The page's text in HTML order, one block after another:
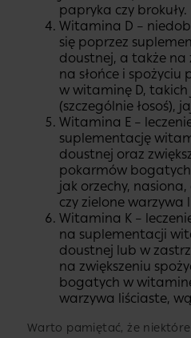
papryka czy brokuły.
Witamina D –
się poprzez
doustnej, a także na
na słońce i
w witaminę D, takich
(szczególnie łosoś),
Witamina E –
suplementację
doustnej oraz
pokarmów
jak orzechy, nasiona,
czy zielone warzywa
Witamina K –
na suplementacji
doustnej lub w
na zwiększeniu
bogatych w
warzywa liściaste,
Warto pamiętać, że